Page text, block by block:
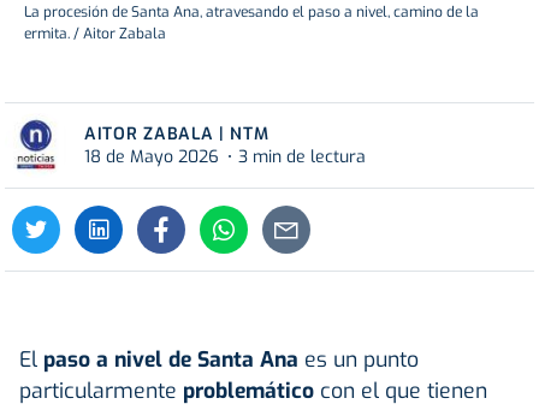
La procesión de Santa Ana, atravesando el paso a nivel, camino de la
ermita. / Aitor Zabala
AITOR ZABALA | NTM
18 de Mayo 2026
3 min de lectura
El paso a nivel de Santa Ana es un punto
particularmente problemático con el que tienen